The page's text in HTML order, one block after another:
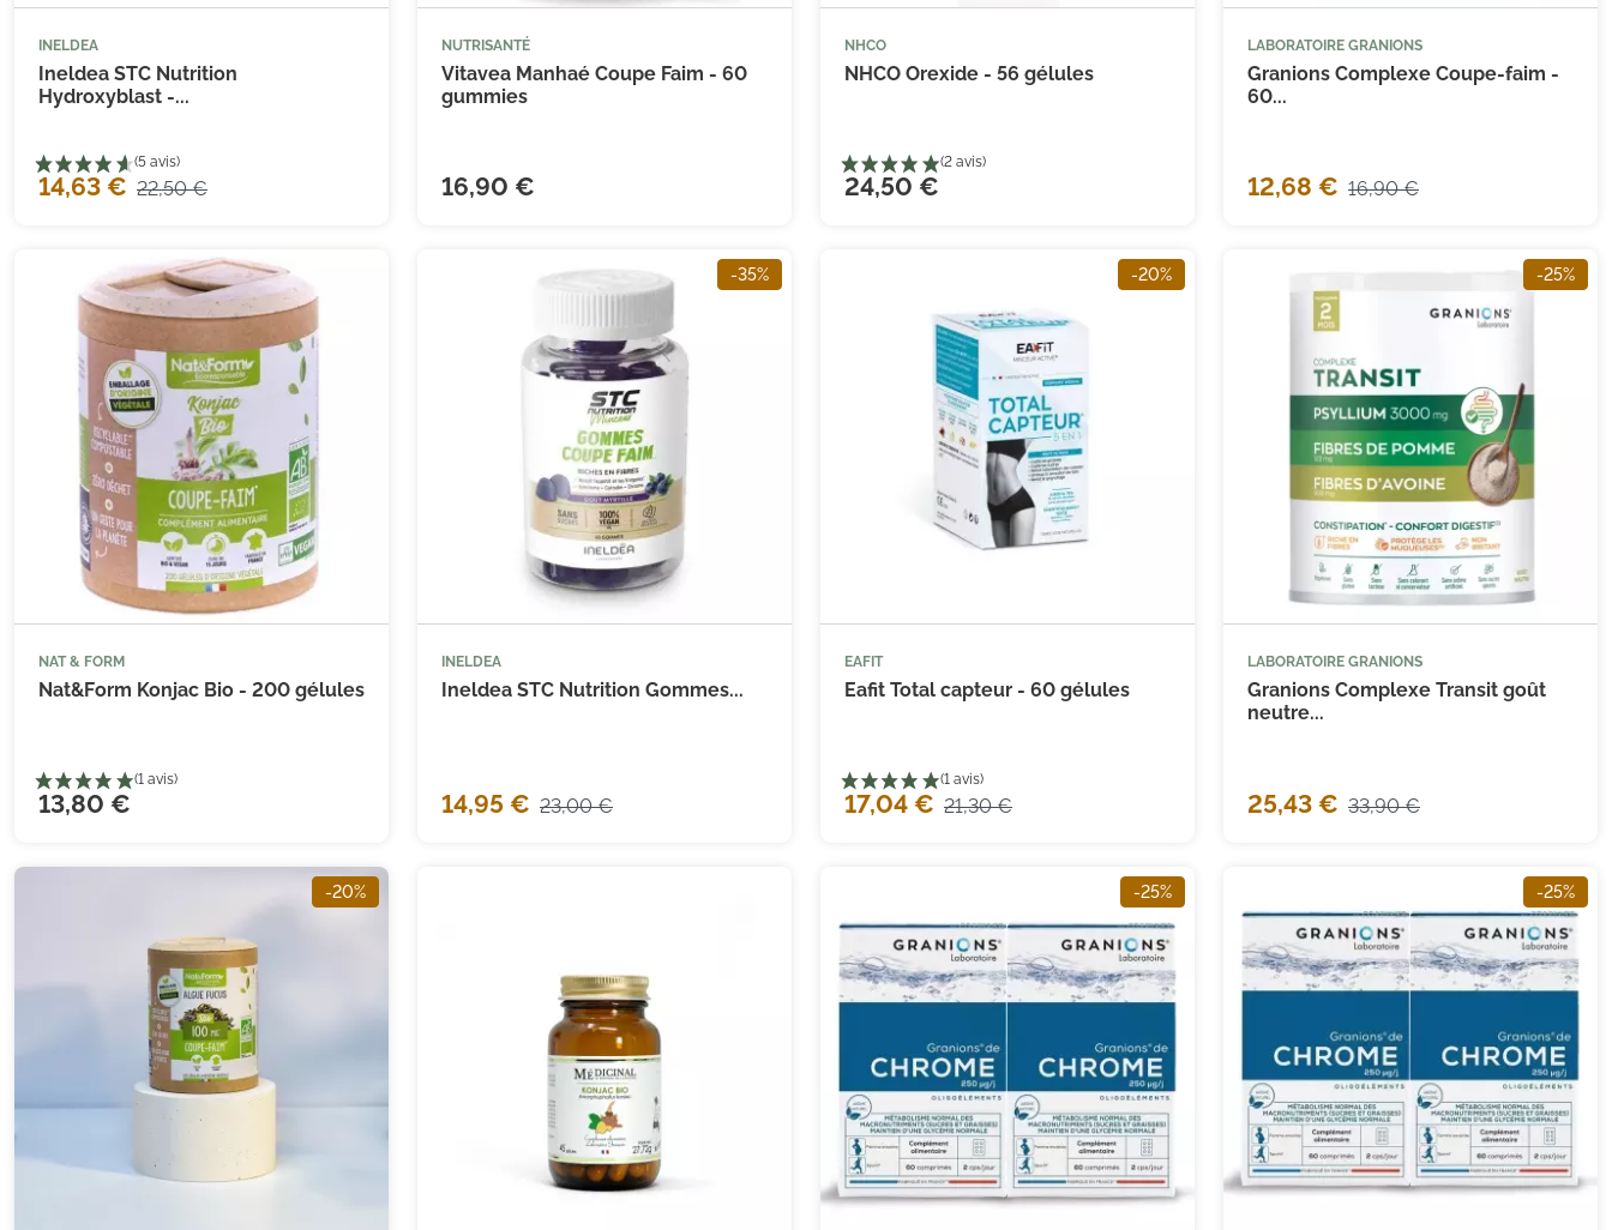
INELDEA
Ineldea STC Nutrition
Hydroxyblast -...
14,63 € 22,50 €

NUTRISANTÉ
Vitavea Manhaé Coupe Faim - 60
gummies
16,90 €

NHCO
NHCO Orexide - 56 gélules
24,50 €
LABORATOIRE GRANIONS
Granions Complexe Coupe-faim -
60...
12,68 € 16,90 €
NAT & FORM
Nat&Form Konjac Bio - 200 gélules
13,80 €
-35%
INELDEA
Ineldea STC Nutrition Gommes...
14,95 € 23,00 €
-20%
EAFIT
Eafit Total capteur - 60 gélules
17,04 € 21,30 €
-25%
LABORATOIRE GRANIONS
Granions Complexe Transit goût
neutre...
25,43 € 33,90 €
-20% -25% -25%